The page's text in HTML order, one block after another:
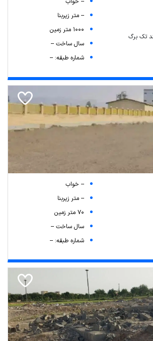
-- متر زیربنا
1000 متر زمین
سال ساخت --
شماره طبقه: --
-- خواب
-- متر زیربنا
70 متر زمین
سال ساخت --
شماره طبقه: --